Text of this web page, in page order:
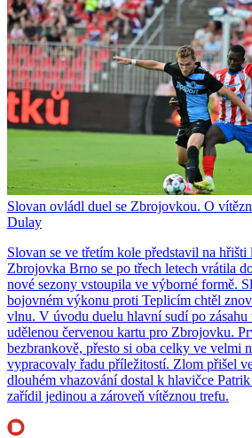
Slovan ovládl duel se Zbrojovkou. O
Dulay
Slovan se ve třetím kole představil na
Zbrojovka Brno se po třech letech vrátila
nové sezony vstoupila ve výborné formě.
bojovném výkonu proti Teplicím chtěl
vlnu. V úvodu duelu hlavní sudí po
udělenou červenou kartu pro Zbrojovku.
bezbrankově, přesto si oba celky ve velmi
vypracovaly řadu příležitostí. Zlom přišel
dlouhém vhazování dostal k hlavičce
zařídil jedinou a zároveň vítěznou trefu.